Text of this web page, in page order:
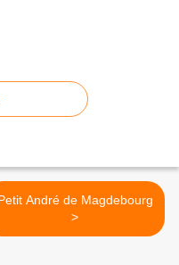
André de Magdebourg
>